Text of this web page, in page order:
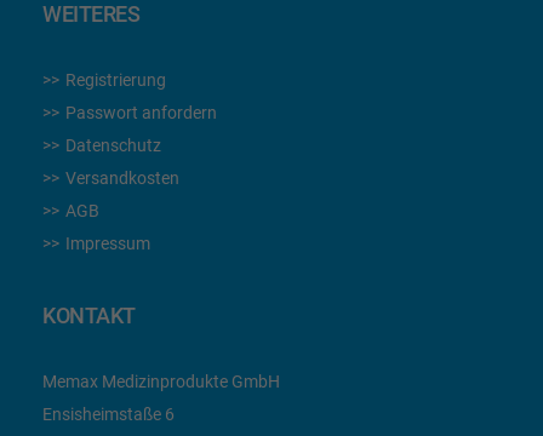
WEITERES
Registrierung
Passwort anfordern
Datenschutz
Versandkosten
AGB
Impressum
KONTAKT
Memax Medizinprodukte GmbH
Ensisheimstaße 6